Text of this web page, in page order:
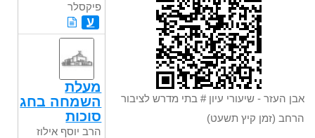
אבן העזר - שיעורי עיון # בתי מדרש לציבור
הרחב (זמן קיץ תשעט)
פיקסלר
ע
מעלת
השמחה בחג
סוכות
הרב יוסף אילוז